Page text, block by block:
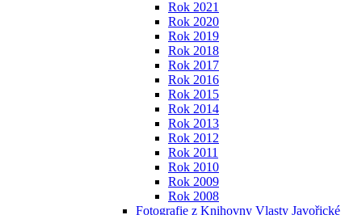
Rok 2021
Rok 2020
Rok 2019
Rok 2018
Rok 2017
Rok 2016
Rok 2015
Rok 2014
Rok 2013
Rok 2012
Rok 2011
Rok 2010
Rok 2009
Rok 2008
Fotografie z Knihovny Vlasty Javořické